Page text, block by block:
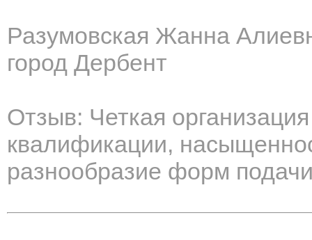
Разумовская Жанна
город Дербент
Отзыв: Четкая
квалификации,
разнообразие форм